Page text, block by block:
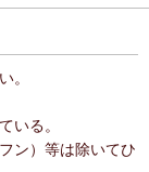
。
いる。
ン）等は除いてひ